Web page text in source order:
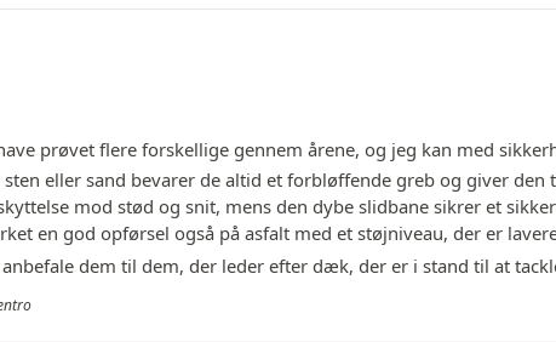
prøvet flere forskellige gennem årene, og jeg kan med
eller sand bevarer de altid et forbløffende greb og giver
mod stød og snit, mens den dybe slidbane sikrer et
en god opførsel også på asfalt med et støjniveau, der er
dem til dem, der leder efter dæk, der er i stand til at